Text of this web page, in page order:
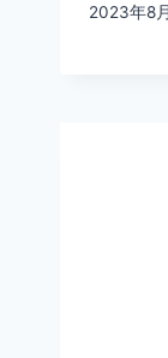
2023年8